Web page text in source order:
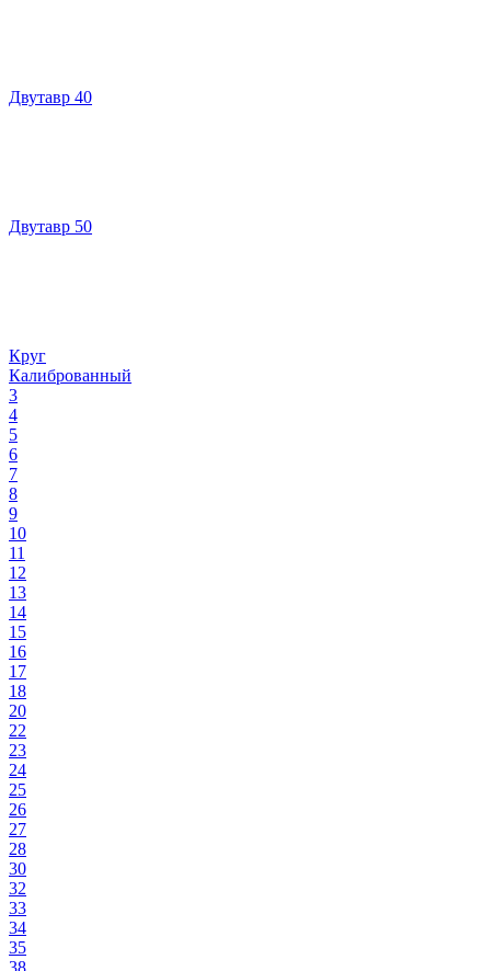
Двутавр 40
Двутавр 50
Круг
Калиброванный
3
4
5
6
7
8
9
10
11
12
13
14
15
16
17
18
20
22
23
24
25
26
27
28
30
32
33
34
35
38